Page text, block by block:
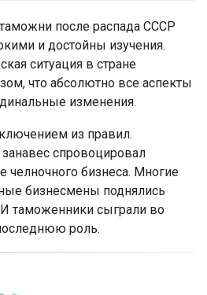
после распада СССР
и достойны изучения.
ситуация в стране
что абсолютно все аспекты
изменения.
из правил.
спровоцировал
челночного бизнеса. Многие
бизнесмены поднялись
таможенники сыграли во
роль.